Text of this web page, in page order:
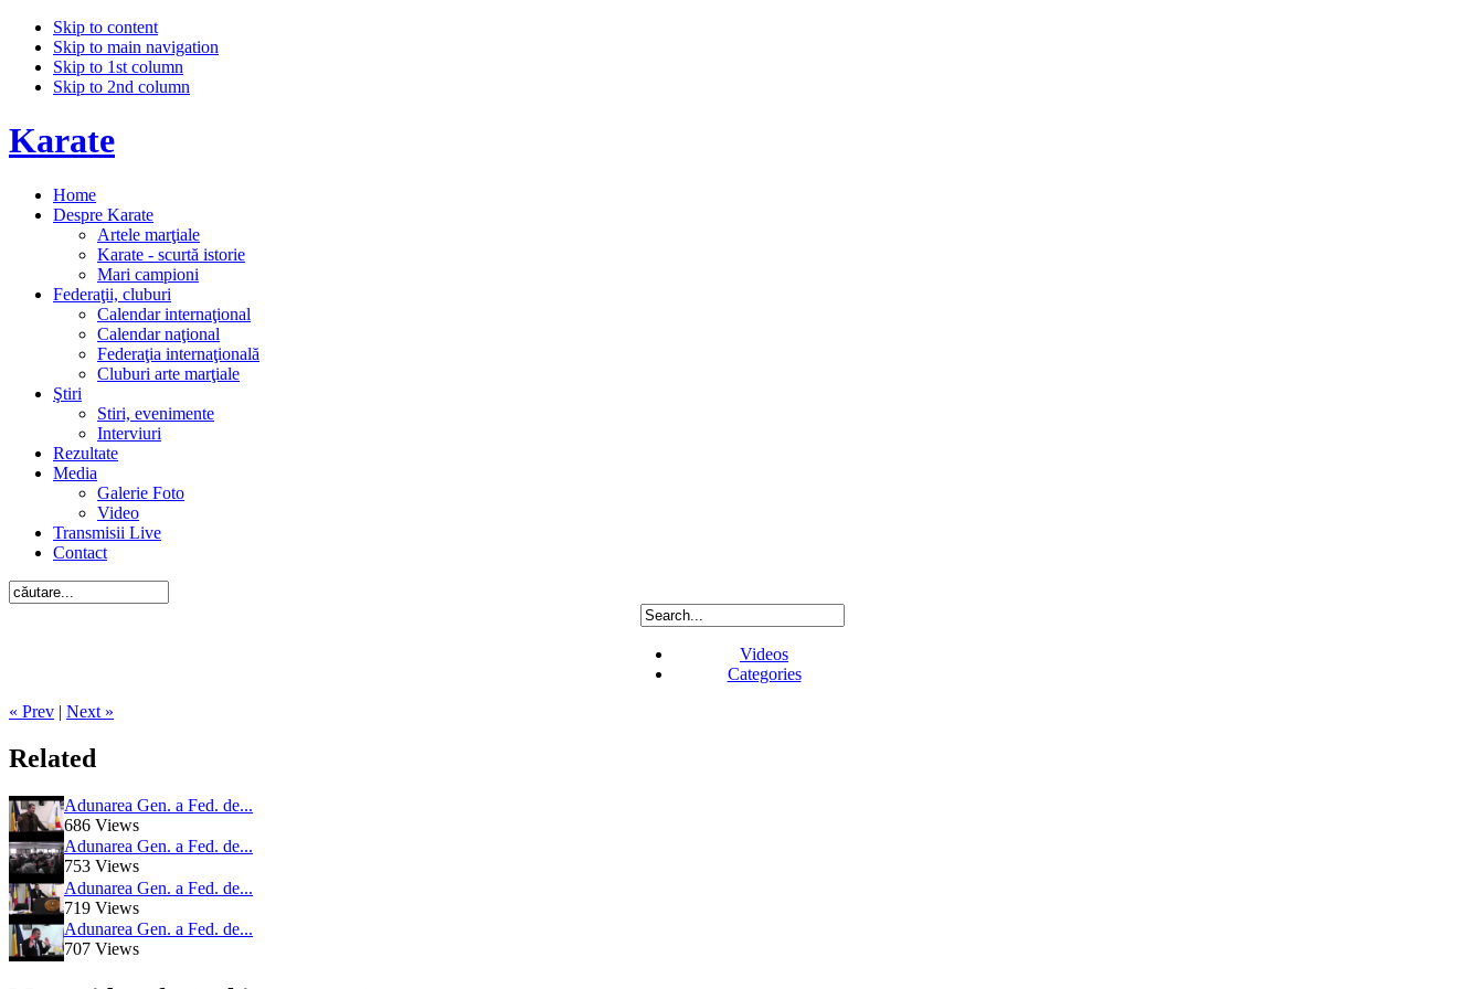
Skip to content
Skip to main navigation
Skip to 1st column
Skip to 2nd column
Karate
Home
Despre Karate
Artele marţiale
Karate - scurtă istorie
Mari campioni
Federaţii, cluburi
Calendar internaţional
Calendar naţional
Federaţia internaţională
Cluburi arte marţiale
Ştiri
Stiri, evenimente
Interviuri
Rezultate
Media
Galerie Foto
Video
Transmisii Live
Contact
Videos
Categories
« Prev | Next »
Related
Adunarea Gen. a Fed. de...
686 Views
Adunarea Gen. a Fed. de...
753 Views
Adunarea Gen. a Fed. de...
719 Views
Adunarea Gen. a Fed. de...
707 Views